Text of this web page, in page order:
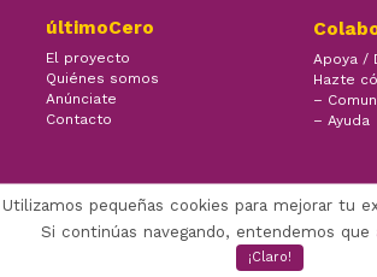
últimoCero
El proyecto
Quiénes somos
Anúnciate
Contacto
Apoya /
Hazte
–
– Ayuda
Facebook Twitter Youtube
(CC) ÚLTIMOCERO | 2022
Utilizamos pequeñas cookies para mejorar tu
Si continúas navegando, entendemos que
¡Claro!